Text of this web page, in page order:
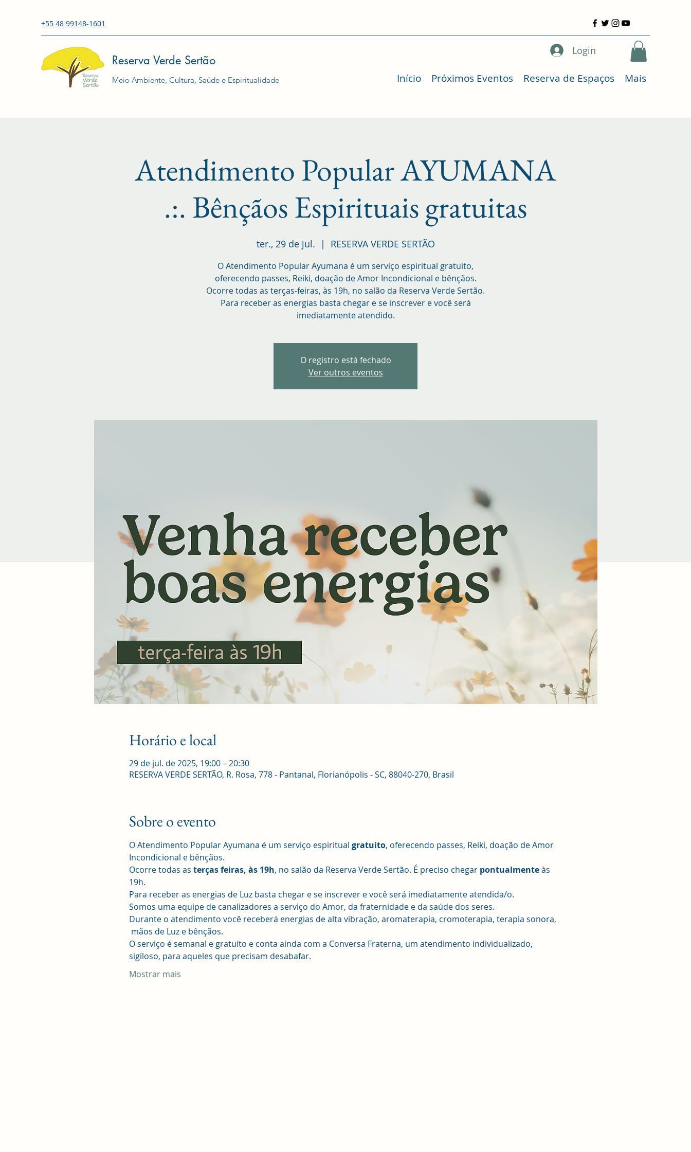
+55 48 99148-1601
Reserva Verde Sertão
Meio Ambiente, Cultura, Saúde e Espiritualidade
Login
Início Próximos Eventos Reserva de Espaços Mais
Atendimento Popular AYUMANA
.:. Bênçãos Espirituais gratuitas
ter., 29 de jul.
  |
RESERVA VERDE SERTÃO
O Atendimento Popular Ayumana é um serviço espiritual gratuito,
oferecendo passes, Reiki, doação de Amor Incondicional e bênçãos.
Ocorre todas as terças-feiras, às 19h, no salão da Reserva Verde Sertão.
Para receber as energias basta chegar e se inscrever e você será
imediatamente atendido.
O registro está fechado
Ver outros eventos
Horário e local
29 de jul. de 2025, 19:00 – 20:30
RESERVA VERDE SERTÃO, R. Rosa, 778 - Pantanal, Florianópolis - SC, 88040-270, Brasil
Sobre o evento
O Atendimento Popular Ayumana é um serviço espiritual gratuito, oferecendo passes, Reiki, doação de Amor
Incondicional e bênçãos.
Ocorre todas as terças feiras, às 19h, no salão da Reserva Verde Sertão. É preciso chegar pontualmente às
19h.
Para receber as energias de Luz basta chegar e se inscrever e você será imediatamente atendida/o.
Somos uma equipe de canalizadores a serviço do Amor, da fraternidade e da saúde dos seres.
Durante o atendimento você receberá energias de alta vibração, aromaterapia, cromoterapia, terapia sonora,
mãos de Luz e bênçãos.
O serviço é semanal e gratuíto e conta ainda com a Conversa Fraterna, um atendimento individualizado,
sigiloso, para aqueles que precisam desabafar.
Mostrar mais